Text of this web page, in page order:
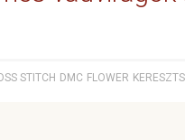
STITCH DMC FLOWER